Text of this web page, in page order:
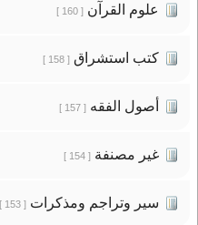
علوم القرآن[ 160 ]
كتب استشراق[ 158 ]
أصول الفقه[ 157 ]
غير مصنفة[ 154 ]
سير وتراجم ومذكرات[ 153 ]